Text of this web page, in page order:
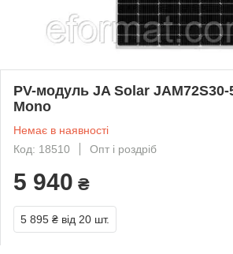
PV-модуль JA Solar JAM72S30-
Mono
Немає в наявності
Код: 18510
Опт і роздріб
5 940 ₴
5 895 ₴ від 20 шт.